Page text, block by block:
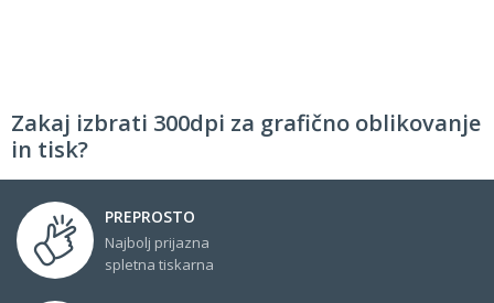
Zakaj izbrati 300dpi za grafično oblikovanje
in tisk?
PREPROSTO
Najbolj prijazna
spletna tiskarna